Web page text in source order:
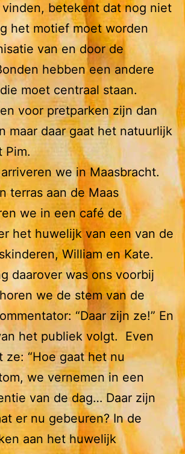
vinden, betekent dat nog niet
het motief moet worden
van en door de
hebben een andere
moet centraal staan.
voor pretparken zijn dan
maar daar gaat het natuurlijk
Pim.
we in Maasbracht.
terras aan de Maas
we in een café de
het huwelijk van een van de
William en Kate.
daarover was ons voorbij
we de stem van de
“Daar zijn ze!” En
het publiek volgt. Even
ze: “Hoe gaat het nu
we vernemen in een
van de dag… Daar zijn
er nu gebeuren? In de
aan het huwelijk